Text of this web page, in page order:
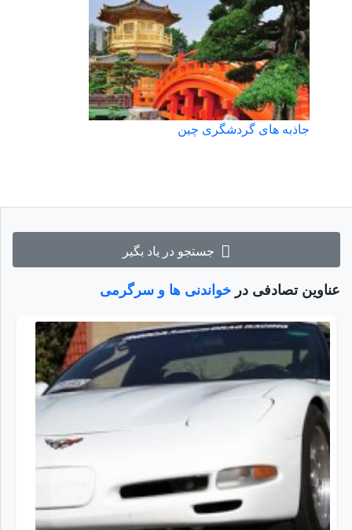
جستجو در یاد بگیر
عناوین تصادفی در خواندنی ها و سرگرمی
جاذبه های گردشگری چین